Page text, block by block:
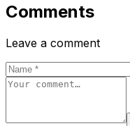
Comments
Leave a comment